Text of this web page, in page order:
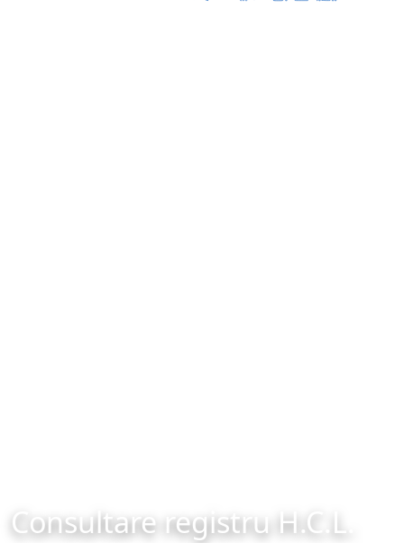
Consultare registru H.C.L.